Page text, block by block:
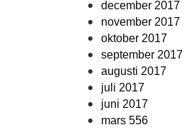
december 2017
november 2017
oktober 2017
september 2017
augusti 2017
juli 2017
juni 2017
mars 556